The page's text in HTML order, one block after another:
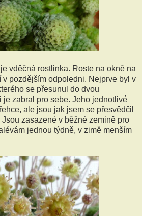
vděčná rostlinka. Roste na okně na
v pozdějším odpoledni. Nejprve byl v
se přesunul do dvou
je zabral pro sebe. Jeho jednotlivé
ale jsou jak jsem se přesvědčil
zasazené v běžné zemině pro
jednou týdně, v zimě menším